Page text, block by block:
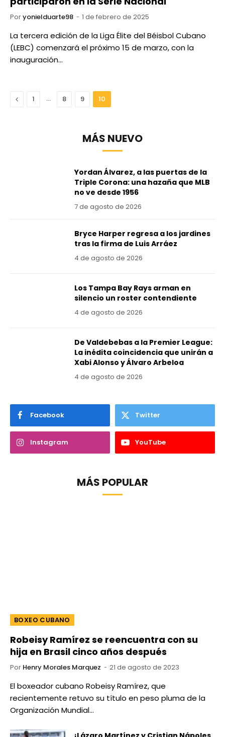
Poryonielduarte98 1 de febrero de 2025
La tercera edición de la Liga Élite del Béisbol Cubano
(LEBC) comenzará el próximo 15 de marzo, con la
inauguración…
Anterior
1 … 8 9 10
MÁS NUEVO
Yordan Álvarez, a las puertas de la
Triple Corona: una hazaña que MLB
no ve desde 1956
7 de agosto de 2026
Bryce Harper regresa a los jardines
tras la firma de Luis Arráez
4 de agosto de 2026
Los Tampa Bay Rays arman en
silencio un roster contendiente
4 de agosto de 2026
De Valdebebas a la Premier League:
La inédita coincidencia que unirán a
Xabi Alonso y Álvaro Arbeloa
4 de agosto de 2026
Facebook Twitter
Instagram YouTube
MÁS POPULAR
BOXEO CUBANO
Robeisy Ramírez se reencuentra con su
hija en Brasil cinco años después
Por Henry Morales Marquez 21 de agosto de 2023
El boxeador cubano Robeisy Ramírez, que
recientemente retuvo su título en peso pluma de la
Organización Mundial…